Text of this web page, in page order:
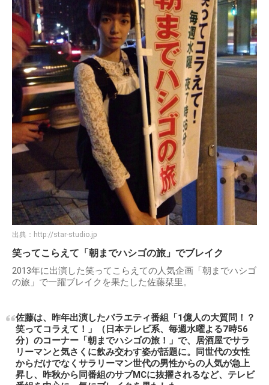
出典： http://star-studio.jp
笑ってこらえて「朝までハシゴの旅」でブレイク
2013年に出演した笑ってこらえての人気企画「朝までハシゴ
の旅」で一躍ブレイクを果たした佐藤栞里。
佐藤は、昨年出演したバラエティ番組「1億人の大質問！？
笑ってコラえて！」（日本テレビ系、毎週水曜よる7時56
分）のコーナー「朝までハシゴの旅！」で、居酒屋でサラ
リーマンと気さくに飲み交わす姿が話題に。同世代の女性
からだけでなくサラリーマン世代の男性からの人気が急上
昇し、昨秋から同番組のサブMCに抜擢されるなど、テレビ